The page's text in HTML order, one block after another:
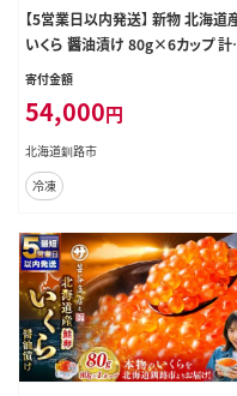
【5営業日以内発送】 新物 北海道
いくら 醤油漬け 80g×6カップ 計
0g
寄付金額
54,000円
北海道釧路市
冷凍